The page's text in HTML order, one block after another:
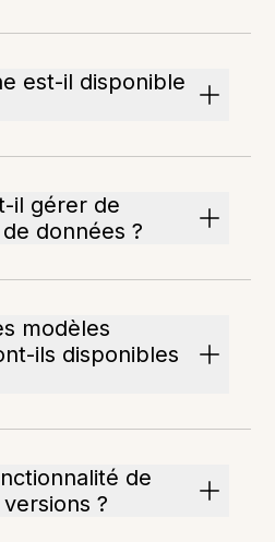
est-il disponible
il gérer de
données ?
modèles
ils disponibles
de
?